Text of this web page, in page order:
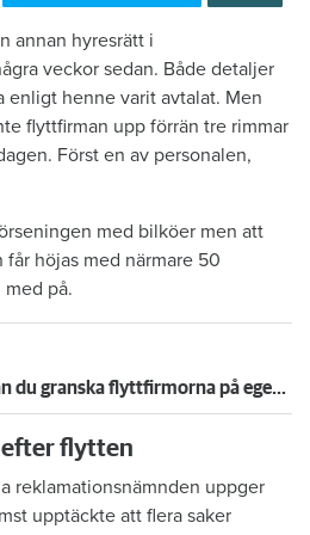
annan hyresrätt i
veckor sedan. Både detaljer
enligt henne varit avtalat. Men
flyttfirman upp förrän tre rimmar
Först en av personalen,
med bilköer men att
höjas med närmare 50
på.
Guide: Så kan du granska flyttfirmorna på egen hand
efter flytten
reklamationsnämnden uppger
upptäckte att flera saker